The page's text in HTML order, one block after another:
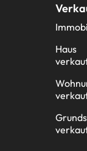
Haus